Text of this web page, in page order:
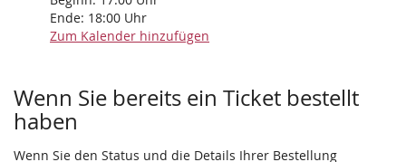
Ende: 18:00 Uhr
Zum Kalender hinzufügen
Wenn Sie bereits ein Ticket bestellt
haben
Wenn Sie den Status und die Details Ihrer Bestellung